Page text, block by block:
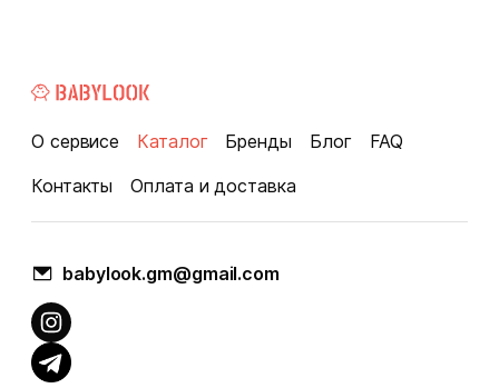
О сервисе Каталог Бренды Блог
FAQ
Контакты
Оплата и доставка
babylook.gm@gmail.com